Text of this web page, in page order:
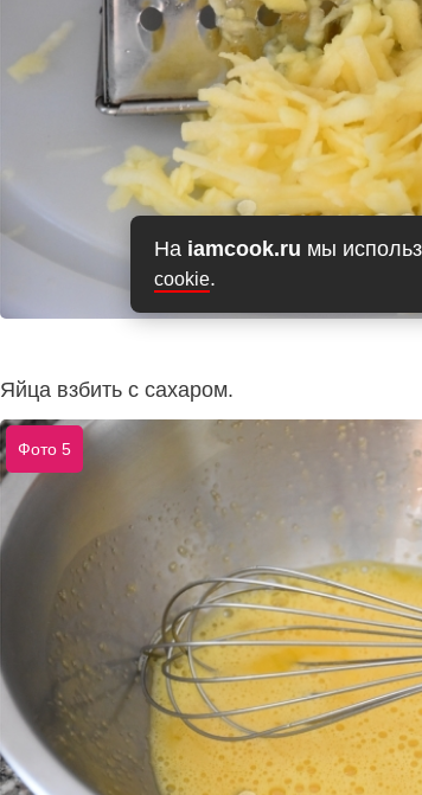
На iamcook.ru мы
cookie.
Яйца взбить с сахаром.
Фото 5